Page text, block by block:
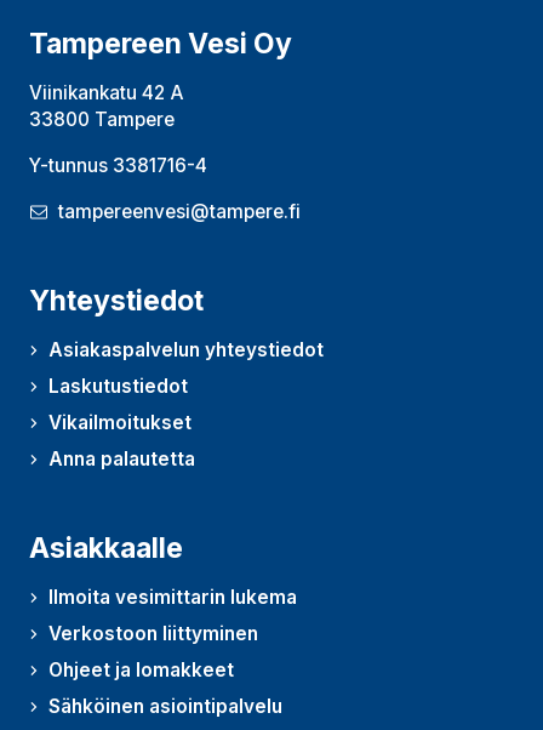
Tampereen Vesi Oy
Viinikankatu 42 A
33800 Tampere
Y-tunnus 3381716-4
tampereenvesi@tampere.fi
Yhteystiedot
Asiakaspalvelun yhteystiedot
Laskutustiedot
Vikailmoitukset
Anna palautetta
(Avautuu uudessa ikkunassa)
Asiakkaalle
Ilmoita vesimittarin lukema
Verkostoon liittyminen
Ohjeet ja lomakkeet
Sähköinen asiointipalvelu